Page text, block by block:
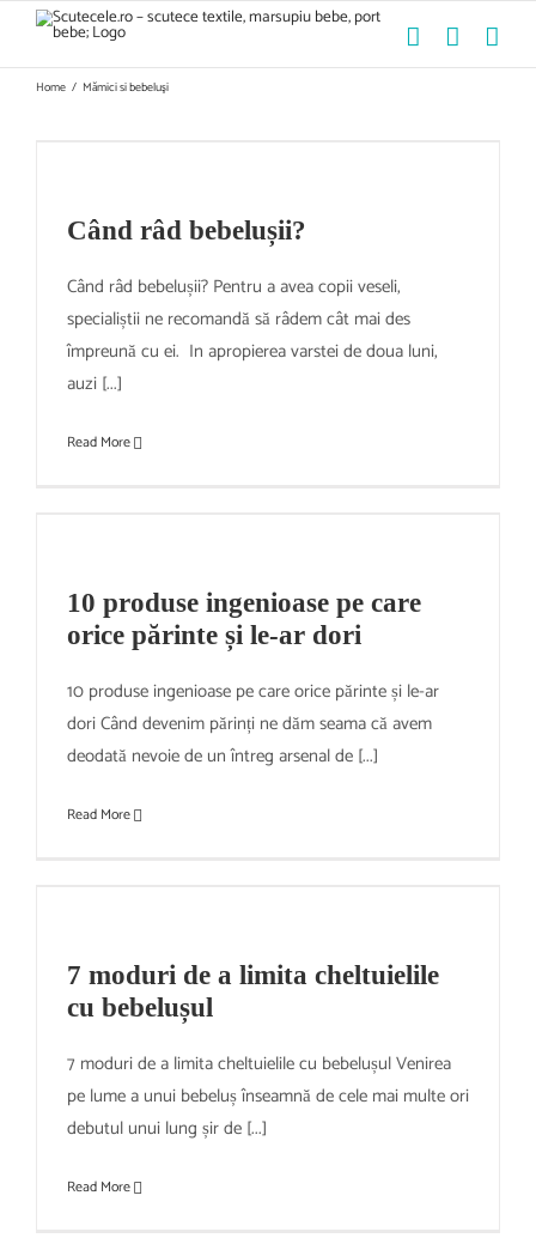
content
Home / Mămici si bebeluşi
Când râd bebelușii?
Când râd bebelușii? Pentru a avea copii veseli,
specialiștii ne recomandă să râdem cât mai des
împreună cu ei. In apropierea varstei de doua luni,
auzi [...]
Read More
10 produse ingenioase pe care
orice părinte și le-ar dori
10 produse ingenioase pe care orice părinte și le-ar
dori Când devenim părinți ne dăm seama că avem
deodată nevoie de un întreg arsenal de [...]
Read More
7 moduri de a limita cheltuielile
cu bebelușul
7 moduri de a limita cheltuielile cu bebelușul Venirea
pe lume a unui bebeluș înseamnă de cele mai multe ori
debutul unui lung șir de [...]
Read More